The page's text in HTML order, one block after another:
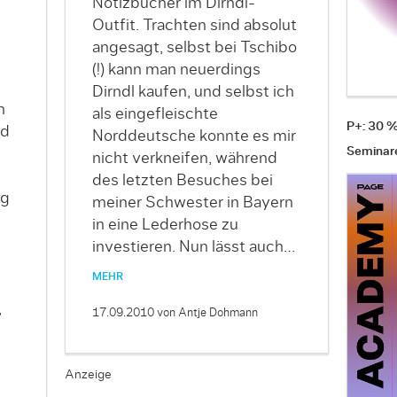
Notizbücher im Dirndl-
Outfit. Trachten sind absolut
angesagt, selbst bei Tschibo
(!) kann man neuerdings
Dirndl kaufen, und selbst ich
als eingefleischte
Norddeutsche konnte es mir
nicht verkneifen, während
des letzten Besuches bei
meiner Schwester in Bayern
in eine Lederhose zu
investieren. Nun lässt auch…
MEHR
17.09.2010 von Antje Dohmann
Anzeige
P+: 30